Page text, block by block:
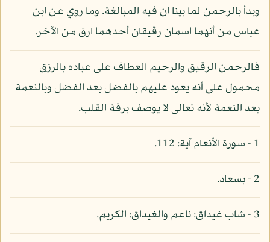
وبدأ بالرحمن لما بينا ان فيه المبالغة. وما روي عن ابن
عباس من أنهما اسمان رقيقان أحدهما ارق من الآخر.
فالرحمن الرقيق والرحيم العطاف على عباده بالرزق
محمول على أنه يعود عليهم بالفضل بعد الفضل وبالنعمة
بعد النعمة لأنه تعالى لا يوصف برقة القلب.
1 - سورة الأنعام آية: 112.
2 - بسعاد.
3 - شاب غيداق: ناعم والغيداق: الكريم.